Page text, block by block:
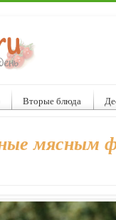
Вторые блюда
мясным